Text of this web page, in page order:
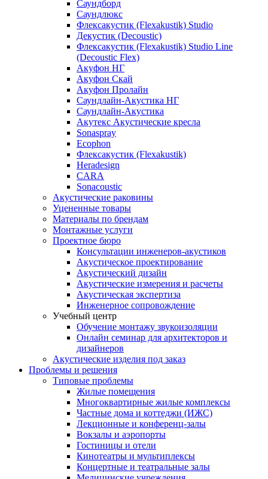
Саундборд
Саундлюкс
Флексакустик (Flexakustik) Studio
Декустик (Decoustic)
Флексакустик (Flexakustik) Studio Line
(Decoustic Flex)
Акуфон НГ
Акуфон Скай
Акуфон Пролайн
Саундлайн-Акустика НГ
Саундлайн-Акустика
Акутекс Акустические кресла
Sonaspray
Ecophon
Флексакустик (Flexakustik)
Heradesign
CARA
Sonacoustic
Акустические раковины
Уцененные товары
Материалы по брендам
Монтажные услуги
Проектное бюро
Консультации инженеров-акустиков
Акустическое проектирование
Акустический дизайн
Акустические измерения и расчеты
Акустическая экспертиза
Инженерное сопровождение
Учебный центр
Обучение монтажу звукоизоляции
Онлайн семинар для архитекторов и
дизайнеров
Акустические изделия под заказ
Проблемы и решения
Типовые проблемы
Жилые помещения
Многоквартирные жилые комплексы
Частные дома и коттеджи (ИЖС)
Лекционные и конференц-залы
Вокзалы и аэропорты
Гостиницы и отели
Кинотеатры и мультиплексы
Концертные и театральные залы